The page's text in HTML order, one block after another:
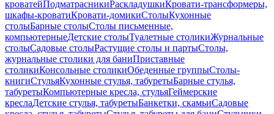
кроватейПодматрасникиРаскладушкиКровати-трансформеры,
шкафы-кроватиКровати-домикиСтолыКухонные
столыБарные столыСтолы письменные,
компьютерныеДетские столыТуалетные столикиЖурнальные
столыСадовые столыРастущие столы и партыСтолы,
журнальные столики для баниПриставные
столикиКонсольные столикиОбеденные группыСтолы-
книгиСтульяКухонные стулья, табуретыБарные стулья,
табуретыКомпьютерные кресла, стульяГеймерские
креслаДетские стулья, табуретыБанкетки, скамьиСадовые